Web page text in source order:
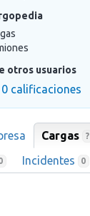
otros usuarios
0 calificaciones
Cargas ?
Incidentes 0